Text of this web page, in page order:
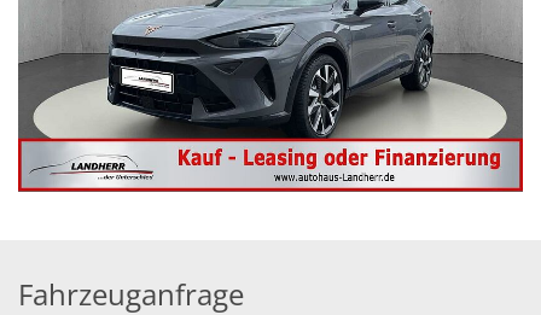
Fahrzeuganfrage